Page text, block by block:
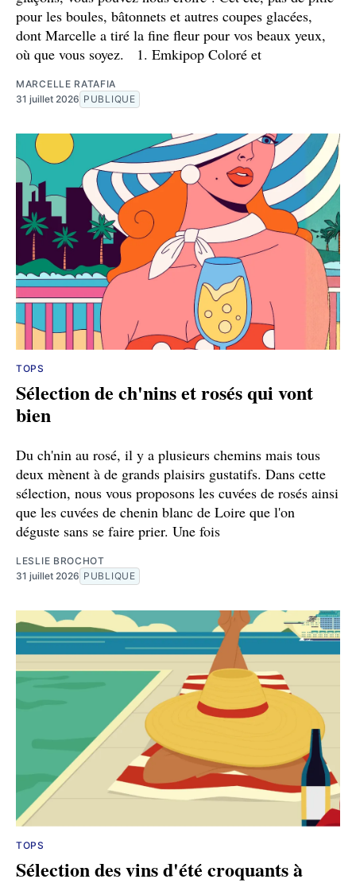
pour les boules, bâtonnets et autres coupes glacées,
dont Marcelle a tiré la fine fleur pour vos beaux yeux,
où que vous soyez. 1. Emkipop Coloré et
MARCELLE RATAFIA
31 juillet 2026 PUBLIQUE
TOPS
Sélection de ch'nins et rosés qui vont
bien
Du ch'nin au rosé, il y a plusieurs chemins mais tous
deux mènent à de grands plaisirs gustatifs. Dans cette
sélection, nous vous proposons les cuvées de rosés ainsi
que les cuvées de chenin blanc de Loire que l'on
déguste sans se faire prier. Une fois
LESLIE BROCHOT
31 juillet 2026 PUBLIQUE
TOPS
Sélection des vins d'été croquants à